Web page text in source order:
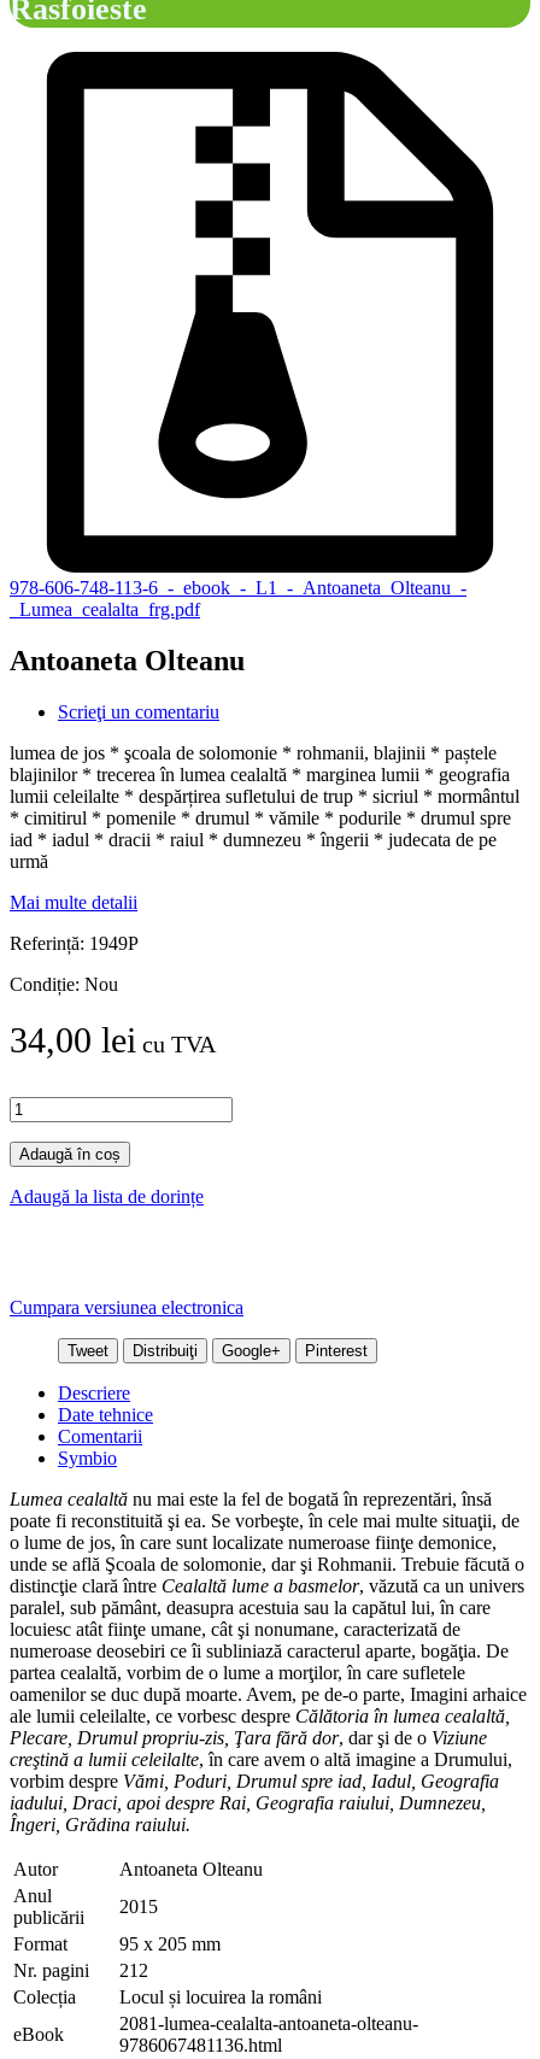
Rasfoieste
978-606-748-113-6_-_ebook_-_L1_-_Antoaneta_Olteanu_-
_Lumea_cealalta_frg.pdf
Antoaneta Olteanu
Scrieţi un comentariu
lumea de jos * şcoala de solomonie * rohmanii, blajinii * paștele
blajinilor * trecerea în lumea cealaltă * marginea lumii * geografia
lumii celeilalte * despărțirea sufletului de trup * sicriul * mormântul
* cimitirul * pomenile * drumul * vămile * podurile * drumul spre
iad * iadul * dracii * raiul * dumnezeu * îngerii * judecata de pe
urmă
Mai multe detalii
Referință: 1949P
Condiție: Nou
34,00 lei cu TVA
Adaugă în coș
Adaugă la lista de dorințe
Cumpara versiunea electronica
Tweet Distribuiţi Google+ Pinterest
Descriere
Date tehnice
Comentarii
Symbio
Lumea cealaltă nu mai este la fel de bogată în reprezentări, însă
poate fi reconstituită şi ea. Se vorbeşte, în cele mai multe situaţii, de
o lume de jos, în care sunt localizate numeroase fiinţe demonice,
unde se află Şcoala de solomonie, dar şi Rohmanii. Trebuie făcută o
distincţie clară între Cealaltă lume a basmelor, văzută ca un univers
paralel, sub pământ, deasupra acestuia sau la capătul lui, în care
locuiesc atât fiinţe umane, cât şi nonumane, caracterizată de
numeroase deosebiri ce îi subliniază caracterul aparte, bogăţia. De
partea cealaltă, vorbim de o lume a morţilor, în care sufletele
oamenilor se duc după moarte. Avem, pe de-o parte, Imagini arhaice
ale lumii celeilalte, ce vorbesc despre Călătoria în lumea cealaltă,
Plecare, Drumul propriu-zis, Ţara fără dor, dar şi de o Viziune
creştină a lumii celeilalte, în care avem o altă imagine a Drumului,
vorbim despre Vămi, Poduri, Drumul spre iad, Iadul, Geografia
iadului, Draci, apoi despre Rai, Geografia raiului, Dumnezeu,
Îngeri, Grădina raiului.
Autor
Antoaneta Olteanu
Anul
publicării
2015
Format
95 x 205 mm
Nr. pagini
212
Colecția
Locul și locuirea la români
eBook
2081-lumea-cealalta-antoaneta-olteanu-
9786067481136.html